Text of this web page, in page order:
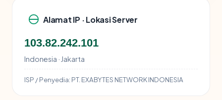
Alamat IP · Lokasi Server
103.82.242.101
Indonesia · Jakarta
ISP / Penyedia: PT. EXABYTES NETWORK INDONESIA